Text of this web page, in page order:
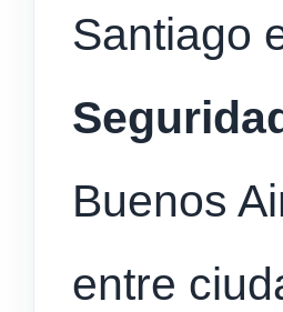
Santiago
Buenos
entre